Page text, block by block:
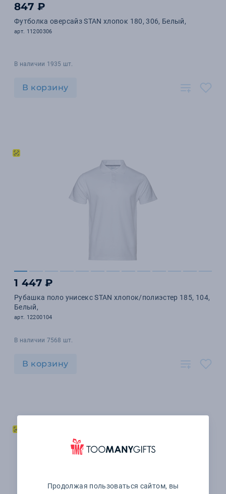
847 ₽
Футболка оверсайз STAN хлопок 180, 306, Белый,
арт. 11200306
В наличии 1935 шт.
В корзину
1 447 ₽
Рубашка поло унисекс STAN хлопок/полиэстер 185, 104,
Белый,
арт. 12200104
В наличии 7568 шт.
В корзину
Продолжая пользоваться сайтом, вы